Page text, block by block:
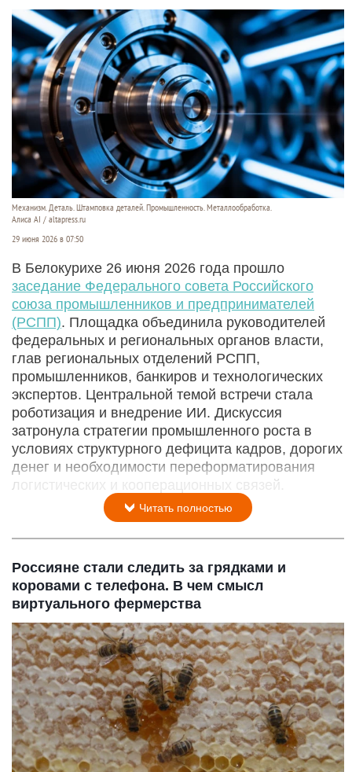
Механизм. Деталь. Штамповка деталей. Промышленность. Металлообработка.
Алиса AI / altapress.ru
29 июня 2026 в 07:50
В Белокурихе 26 июня 2026 года прошло
заседание Федерального совета Российского
союза промышленников и предпринимателей
(РСПП). Площадка объединила руководителей
федеральных и региональных органов власти,
глав региональных отделений РСПП,
промышленников, банкиров и технологических
экспертов. Центральной темой встречи стала
роботизация и внедрение ИИ. Дискуссия
затронула стратегии промышленного роста в
условиях структурного дефицита кадров, дорогих
денег и необходимости переформатирования
логистических и кооперационных связей.
Читать полностью
Россияне стали следить за грядками и
коровами с телефона. В чем смысл
виртуального фермерства